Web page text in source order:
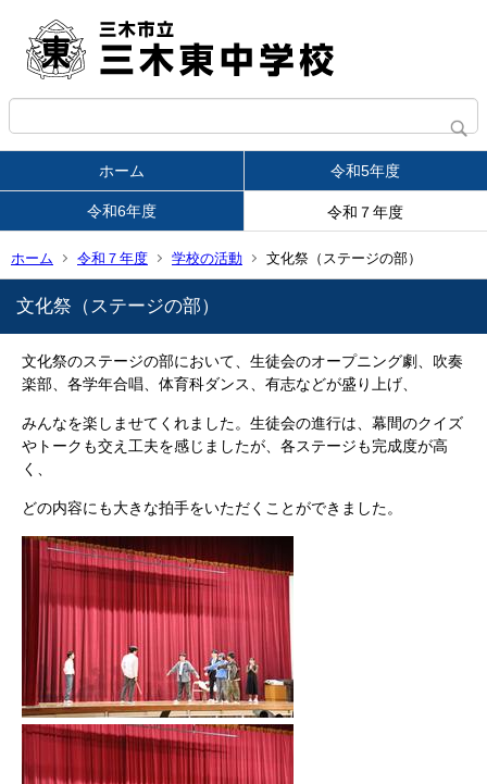
ホーム 令和5年度
令和6年度 令和７年度
ホーム 令和７年度 学校の活動 文化祭（ステージの部）
文化祭（ステージの部）
文化祭のステージの部において、生徒会のオープニング劇、吹奏
楽部、各学年合唱、体育科ダンス、有志などが盛り上げ、
みんなを楽しませてくれました。生徒会の進行は、幕間のクイズ
やトークも交え工夫を感じましたが、各ステージも完成度が高
く、
どの内容にも大きな拍手をいただくことができました。